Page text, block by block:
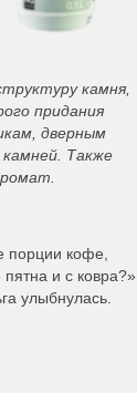
камня,
придания
дверным
Также
порции кофе,
и с ковра?»
улыбнулась.